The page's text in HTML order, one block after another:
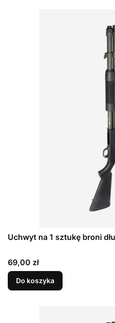
Uchwyt na 1 sztukę broni
Cena
69,00 zł
Do koszyka